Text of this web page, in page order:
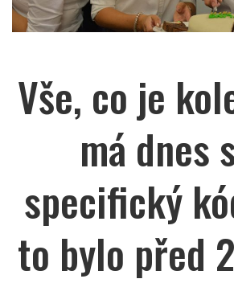
Vše, co je
má dnes
specifický
to bylo před